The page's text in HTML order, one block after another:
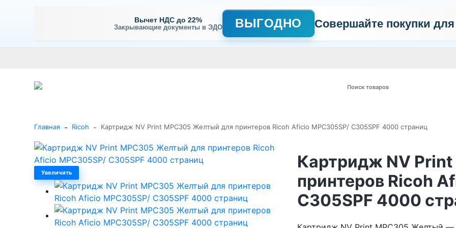
Вычет НДС до 22%
Закрывающие документы в ЭДО ВЫГОДНО Совершайте покупки
Главная - Ricoh - Картридж NV Print MPC305 Желтый для принтеров Ricoh Aficio MPC305SP/ C305SPF 4000 страниц
Увеличить
Картридж NV
принтеров Ricoh
C305SPF 4000